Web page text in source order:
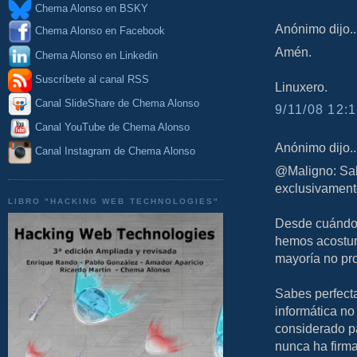
Chema Alonso en BSKY
Chema Alonso en Facebook
Chema Alonso en Linkedin
Suscríbete al canal RSS
Canal SlideShare de Chema Alonso
Canal YouTube de Chema Alonso
Canal Instagram de Chema Alonso
LIBRO "HACKING WEB TECHNOLOGIES"
Anónimo
Amén.
Linuxero.
9/11/08
Anónimo
@Maligno:
Desde
hemos
mayoría no
Sabes
informática
considerado
nunca ha